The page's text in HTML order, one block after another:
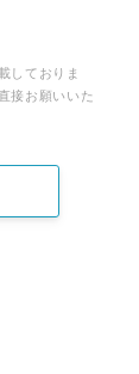
しておりま
接お願いいた